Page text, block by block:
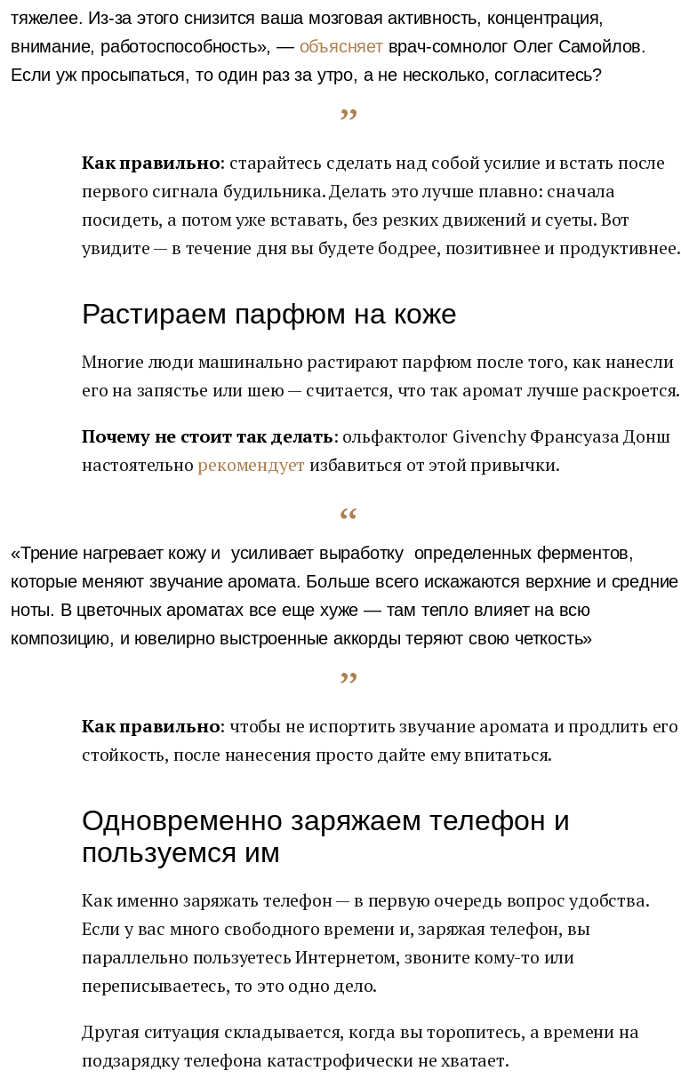
тяжелее. Из-за этого снизится ваша мозговая активность, концентрация,
внимание, работоспособность», — объясняетврач-сомнолог Олег Самойлов.
Если уж просыпаться, то один раз за утро, а не несколько, согласитесь?
Как правильно: старайтесь сделать над собой усилие и встать после
первого сигнала будильника. Делать это лучше плавно: сначала
посидеть, а потом уже вставать, без резких движений и суеты. Вот
увидите — в течение дня вы будете бодрее, позитивнее и продуктивнее.
Растираем парфюм на коже
Многие люди машинально растирают парфюм после того, как нанесли
его на запястье или шею — считается, что так аромат лучше раскроется.
Почему не стоит так делать: ольфактолог Givenchy Франсуаза Донш
настоятельно рекомендует избавиться от этой привычки.
«Трение нагревает кожу и усиливает выработку определенных ферментов,
которые меняют звучание аромата. Больше всего искажаются верхние и средние
ноты. В цветочных ароматах все еще хуже — там тепло влияет на всю
композицию, и ювелирно выстроенные аккорды теряют свою четкость»
Как правильно: чтобы не испортить звучание аромата и продлить его
стойкость, после нанесения просто дайте ему впитаться.
Одновременно заряжаем телефон и
пользуемся им
Как именно заряжать телефон — в первую очередь вопрос удобства.
Если у вас много свободного времени и, заряжая телефон, вы
параллельно пользуетесь Интернетом, звоните кому-то или
переписываетесь, то это одно дело.
Другая ситуация складывается, когда вы торопитесь, а времени на
подзарядку телефона катастрофически не хватает.